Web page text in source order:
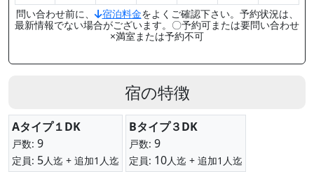
問い合わせ前に、 宿泊料金をよくご確認下さい。予約状況は、
最新情報でない場合がございます。〇予約可または要問い合わせ
×満室または予約不可
宿の特徴
Aタイプ１DK
戸数: 9
定員: 5人迄 + 追加1人迄
Bタイプ３DK
戸数: 9
定員: 10人迄 + 追加1人迄